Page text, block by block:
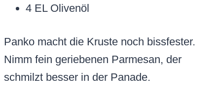
4 EL Olivenöl
Panko macht die Kruste noch bissfester.
Nimm fein geriebenen Parmesan, der
schmilzt besser in der Panade.